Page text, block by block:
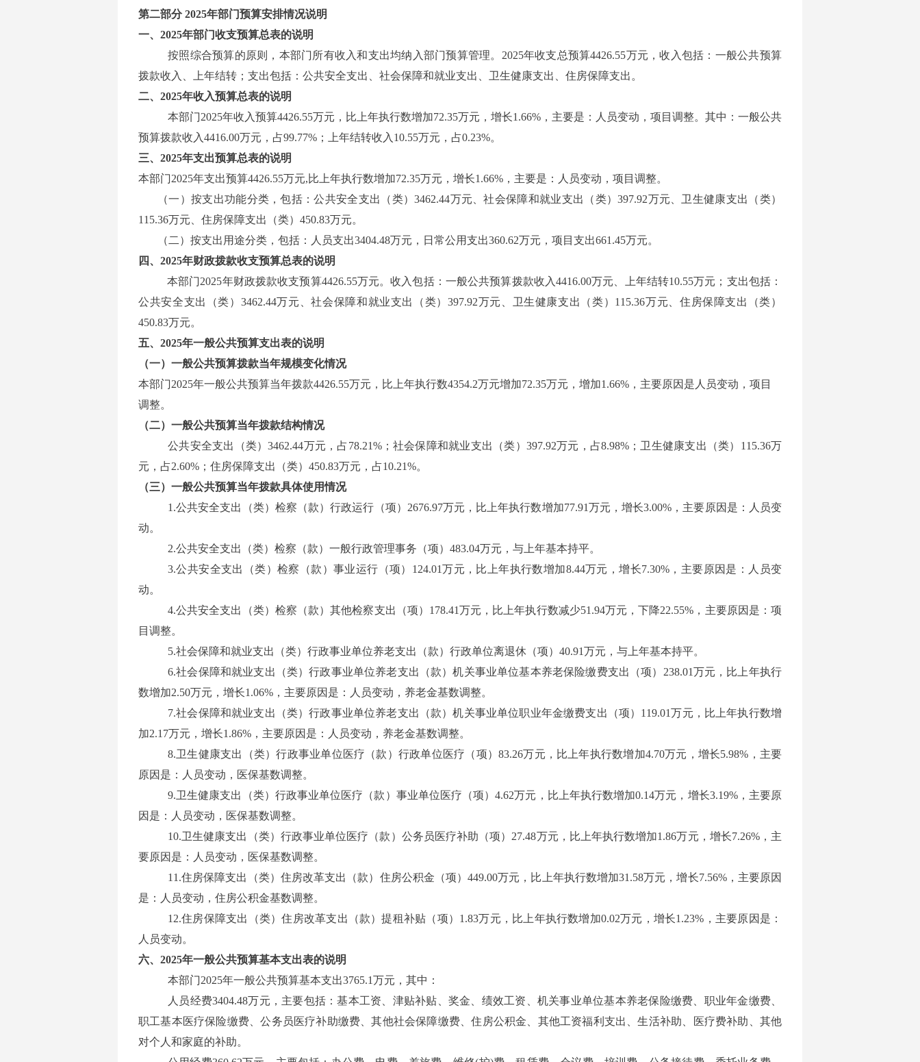
第二部分 2025年部门预算安排情况说明
一、2025年部门收支预算总表的说明
按照综合预算的原则，本部门所有收入和支出均纳入部门预算管理。2025年收支总预算4426.55万元，收入包括：一般公共预算
拨款收入、上年结转；支出包括：公共安全支出、社会保障和就业支出、卫生健康支出、住房保障支出。
二、2025年收入预算总表的说明
本部门2025年收入预算4426.55万元，比上年执行数增加72.35万元，增长1.66%，主要是：人员变动，项目调整。其中：一般公共
预算拨款收入4416.00万元，占99.77%；上年结转收入10.55万元，占0.23%。
三、2025年支出预算总表的说明
本部门2025年支出预算4426.55万元,比上年执行数增加72.35万元，增长1.66%，主要是：人员变动，项目调整。
（一）按支出功能分类，包括：公共安全支出（类）3462.44万元、社会保障和就业支出（类）397.92万元、卫生健康支出（类）
115.36万元、住房保障支出（类）450.83万元。
（二）按支出用途分类，包括：人员支出3404.48万元，日常公用支出360.62万元，项目支出661.45万元。
四、 2025年财政拨款收支预算总表的说明
本部门2025年财政拨款收支预算4426.55万元。收入包括：一般公共预算拨款收入4416.00万元、上年结转10.55万元；支出包括：
公共安全支出（类）3462.44万元、社会保障和就业支出（类）397.92万元、卫生健康支出（类）115.36万元、住房保障支出（类）
450.83万元。
五、 2025年一般公共预算支出表的说明
（一）一般公共预算拨款当年规模变化情况
本部门2025年一般公共预算当年拨款4426.55万元，比上年执行数4354.2万元增加72.35万元，增加1.66%，主要原因是人员变动，项目
调整。
（二）一般公共预算当年拨款结构情况
公共安全支出（类）3462.44万元，占78.21%；社会保障和就业支出（类）397.92万元，占8.98%；卫生健康支出（类）115.36万
元，占2.60%；住房保障支出（类）450.83万元，占10.21%。
（三）一般公共预算当年拨款具体使用情况
1.公共安全支出（类）检察（款）行政运行（项）2676.97万元，比上年执行数增加77.91万元，增长3.00%，主要原因是：人员变
动。
2.公共安全支出（类）检察（款）一般行政管理事务（项）483.04万元，与上年基本持平。
3.公共安全支出（类）检察（款）事业运行（项）124.01万元，比上年执行数增加8.44万元，增长7.30%，主要原因是：人员变
动。
4.公共安全支出（类）检察（款）其他检察支出（项）178.41万元，比上年执行数减少51.94万元，下降22.55%，主要原因是：项
目调整。
5.社会保障和就业支出（类）行政事业单位养老支出（款）行政单位离退休（项）40.91万元，与上年基本持平。
6.社会保障和就业支出（类）行政事业单位养老支出（款）机关事业单位基本养老保险缴费支出（项）238.01万元，比上年执行
数增加2.50万元，增长1.06%，主要原因是：人员变动，养老金基数调整。
7.社会保障和就业支出（类）行政事业单位养老支出（款）机关事业单位职业年金缴费支出（项）119.01万元，比上年执行数增
加2.17万元，增长1.86%，主要原因是：人员变动，养老金基数调整。
8.卫生健康支出（类）行政事业单位医疗（款）行政单位医疗（项）83.26万元，比上年执行数增加4.70万元，增长5.98%，主要
原因是：人员变动，医保基数调整。
9.卫生健康支出（类）行政事业单位医疗（款）事业单位医疗（项）4.62万元，比上年执行数增加0.14万元，增长3.19%，主要原
因是：人员变动，医保基数调整。
10.卫生健康支出（类）行政事业单位医疗（款）公务员医疗补助（项）27.48万元，比上年执行数增加1.86万元，增长7.26%，主
要原因是：人员变动，医保基数调整。
11.住房保障支出（类）住房改革支出（款）住房公积金（项）449.00万元，比上年执行数增加31.58万元，增长7.56%，主要原因
是：人员变动，住房公积金基数调整。
12.住房保障支出（类）住房改革支出（款）提租补贴（项）1.83万元，比上年执行数增加0.02万元，增长1.23%，主要原因是：
人员变动。
六、 2025年一般公共预算基本支出表的说明
本部门2025年一般公共预算基本支出3765.1万元，其中：
人员经费3404.48万元，主要包括：基本工资、津贴补贴、奖金、绩效工资、机关事业单位基本养老保险缴费、职业年金缴费、
职工基本医疗保险缴费、公务员医疗补助缴费、其他社会保障缴费、住房公积金、其他工资福利支出、生活补助、医疗费补助、其他
对个人和家庭的补助。